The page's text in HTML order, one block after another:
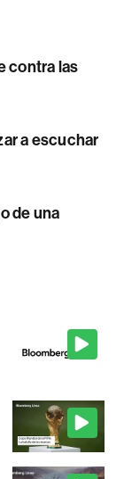
contra las
a escuchar
de una